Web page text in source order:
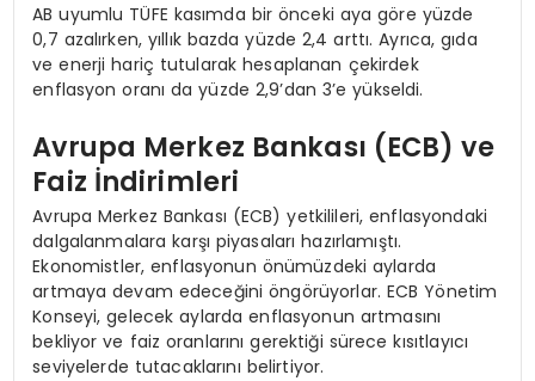
AB uyumlu TÜFE kasımda bir önceki aya göre yüzde
0,7 azalırken, yıllık bazda yüzde 2,4 arttı. Ayrıca, gıda
ve enerji hariç tutularak hesaplanan çekirdek
enflasyon oranı da yüzde 2,9’dan 3’e yükseldi.
Avrupa Merkez Bankası (ECB) ve
Faiz İndirimleri
Avrupa Merkez Bankası (ECB) yetkilileri, enflasyondaki
dalgalanmalara karşı piyasaları hazırlamıştı.
Ekonomistler, enflasyonun önümüzdeki aylarda
artmaya devam edeceğini öngörüyorlar. ECB Yönetim
Konseyi, gelecek aylarda enflasyonun artmasını
bekliyor ve faiz oranlarını gerektiği sürece kısıtlayıcı
seviyelerde tutacaklarını belirtiyor.